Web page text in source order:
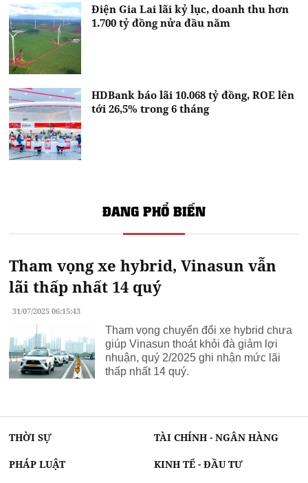
Điện Gia Lai lãi kỷ lục, doanh thu hơn
1.700 tỷ đồng nửa đầu năm
HDBank báo lãi 10.068 tỷ đồng, ROE lên
tới 26,5% trong 6 tháng
ĐANG PHỔ BIẾN
Tham vọng xe hybrid, Vinasun vẫn
lãi thấp nhất 14 quý
31/07/2025 06:15:43
Tham vọng chuyển đổi xe hybrid chưa
giúp Vinasun thoát khỏi đà giảm lợi
nhuận, quý 2/2025 ghi nhận mức lãi
thấp nhất 14 quý.
THỜI SỰ TÀI CHÍNH - NGÂN HÀNG
PHÁP LUẬT KINH TẾ - ĐẦU TƯ